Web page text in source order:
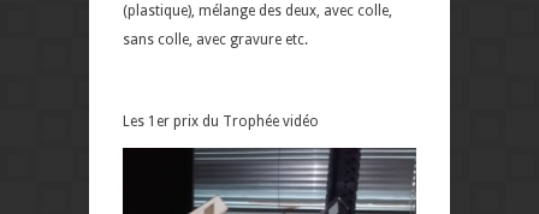
(plastique), mélange des deux, avec colle,
sans colle, avec gravure etc.
Les 1er prix du Trophée vidéo